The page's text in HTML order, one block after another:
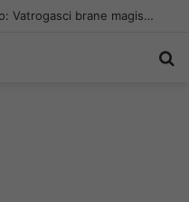
Požar kod Konjica se razbuktao: Vatrogasci brane magistralu i kuće, zatražena pomoć iz zraka